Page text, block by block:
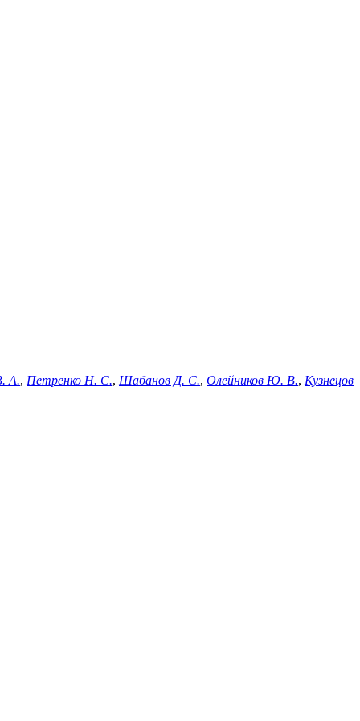
А., Петренко Н. С., Шабанов Д. С., Олейников Ю. В., Кузнецов